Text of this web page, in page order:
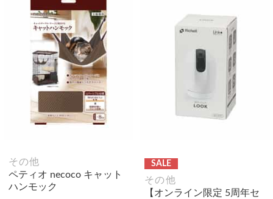
その他
ペティオ necoco キャット
ハンモック
SALE
その他
【オンライン限定 5周年セ